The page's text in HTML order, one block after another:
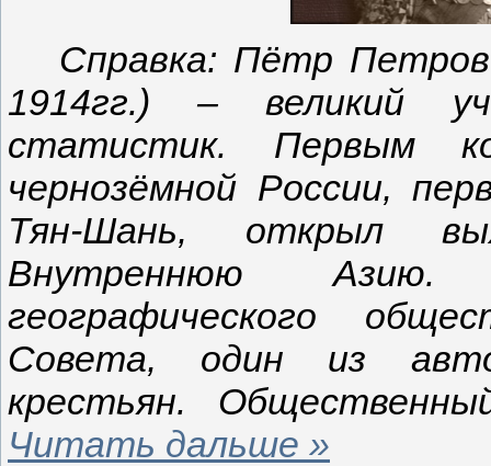
Справка: Пётр
1914гг.) – великий
статистик. Первым
чернозёмной России,
Тян-Шань, открыл
Внутреннюю Азию.
географического
Совета, один из
крестьян.
Читать дальше »